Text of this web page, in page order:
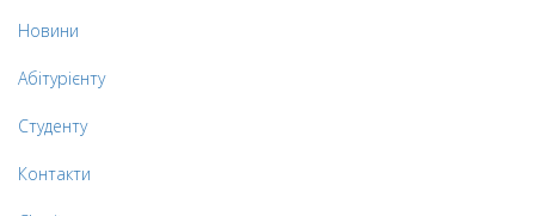
Новини
Абітурієнту
Студенту
Контакти